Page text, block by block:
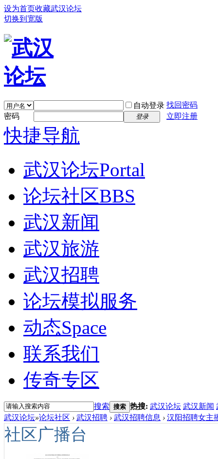
设为首页收藏武汉论坛
切换到宽版
自动登录 找回密码
密码
登录 立即注册
快捷导航
武汉论坛Portal
论坛社区BBS
武汉新闻
武汉旅游
武汉招聘
论坛模拟服务
动态Space
联系我们
传奇专区
搜索 搜索 热搜: 武汉论坛 武汉新闻
武汉论坛»论坛社区 › 武汉招聘 › 武汉招聘信息 › 汉阳招聘女主
社区广播台